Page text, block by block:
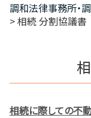
調和法律事務所・
>相続 分割協議書
相続に際しての不